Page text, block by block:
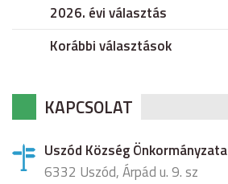
2026. évi választás
Korábbi választások
KAPCSOLAT
Uszód Község Önkormányzata
6332 Uszód, Árpád u. 9. sz